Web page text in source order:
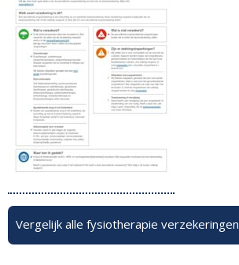
Vergelijk alle fysiotherapie verzekeringen